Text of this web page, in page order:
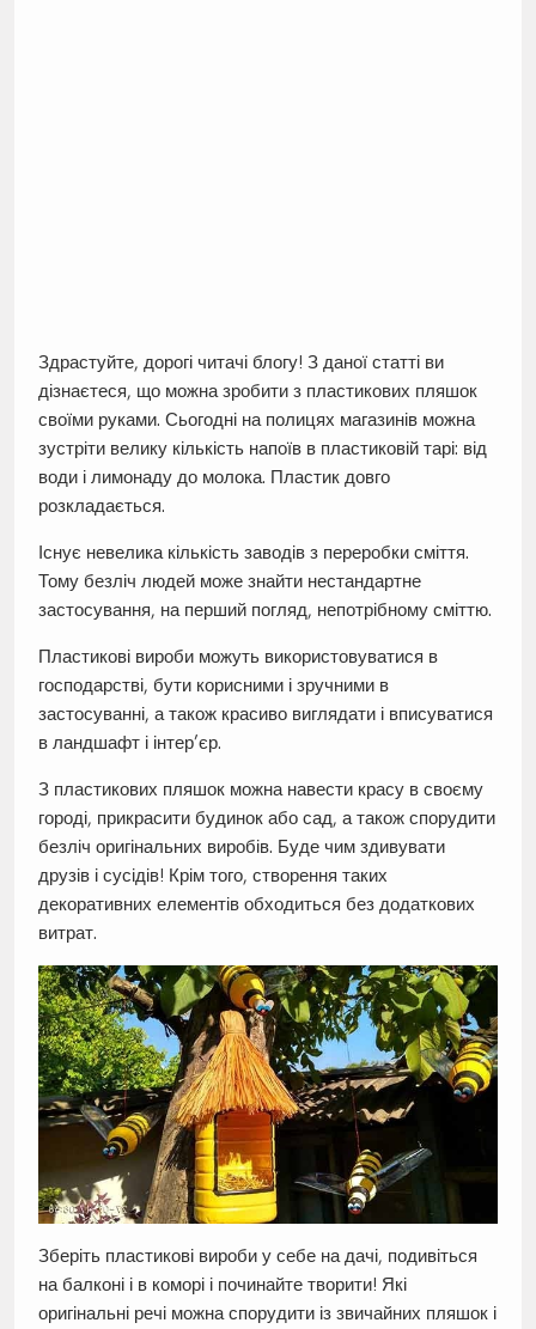
Здрастуйте, дорогі читачі блогу! З даної статті ви
дізнаєтеся, що можна зробити з пластикових пляшок
своїми руками. Сьогодні на полицях магазинів можна
зустріти велику кількість напоїв в пластиковій тарі: від
води і лимонаду до молока. Пластик довго
розкладається.
Існує невелика кількість заводів з переробки сміття.
Тому безліч людей може знайти нестандартне
застосування, на перший погляд, непотрібному сміттю.
Пластикові вироби можуть використовуватися в
господарстві, бути корисними і зручними в
застосуванні, а також красиво виглядати і вписуватися
в ландшафт і інтер’єр.
З пластикових пляшок можна навести красу в своєму
городі, прикрасити будинок або сад, а також спорудити
безліч оригінальних виробів. Буде чим здивувати
друзів і сусідів! Крім того, створення таких
декоративних елементів обходиться без додаткових
витрат.
Зберіть пластикові вироби у себе на дачі, подивіться
на балконі і в коморі і починайте творити! Які
оригінальні речі можна спорудити із звичайних пляшок і